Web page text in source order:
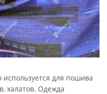
для пошива
халатов. Одежда